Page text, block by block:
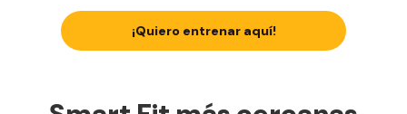
¡Quiero entrenar aquí!